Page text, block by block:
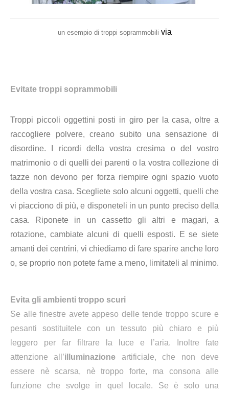
un esempio di troppi soprammobili via
Evitate troppi soprammobili
Troppi piccoli oggettini posti in giro per la casa, oltre a
raccogliere polvere, creano subito una sensazione di
disordine. I ricordi della vostra cresima o del vostro
matrimonio o di quelli dei parenti o la vostra collezione di
tazze non devono per forza riempire ogni spazio vuoto
della vostra casa. Scegliete solo alcuni oggetti, quelli che
vi piacciono di più, e disponeteli in un punto preciso della
casa. Riponete in un cassetto gli altri e magari, a
rotazione, cambiate alcuni di quelli esposti. E se siete
amanti dei centrini, vi chiediamo di fare sparire anche loro
o, se proprio non potete farne a meno, limitateli al minimo.
Evita gli ambienti troppo scuri
Se alle finestre avete appeso delle tende troppo scure e
pesanti sostituitele con un tessuto più chiaro e più
leggero per far filtrare la luce e l’aria. Inoltre fate
attenzione all’illuminazione artificiale, che non deve
essere nè scarsa, nè troppo forte, ma consona alle
funzione che svolge in quel locale. Se è solo una